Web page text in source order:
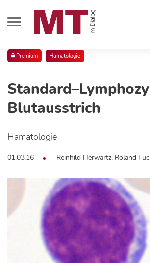
Premium Hämatologie
Blutausstrich
Hämatologie
01.03.16 Reinhild Herwartz, Roland